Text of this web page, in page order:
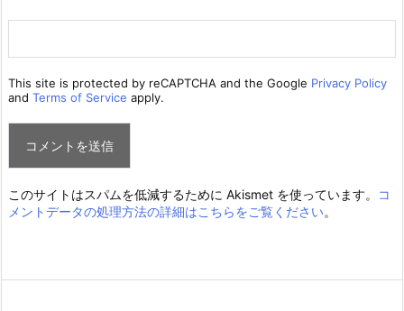
This site is protected by reCAPTCHA and the Google Privacy Policy
and Terms of Service apply.
このサイトはスパムを低減するために Akismet を使っています。
コ
メントデータの処理方法の詳細はこちらをご覧ください。